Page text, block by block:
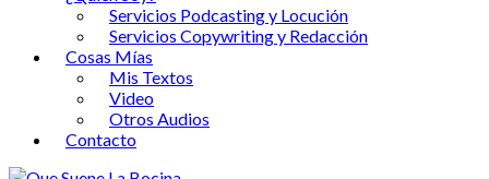
Servicios Podcasting y Locución
Servicios Copywriting y Redacción
Cosas Mías
Mis Textos
Video
Otros Audios
Contacto